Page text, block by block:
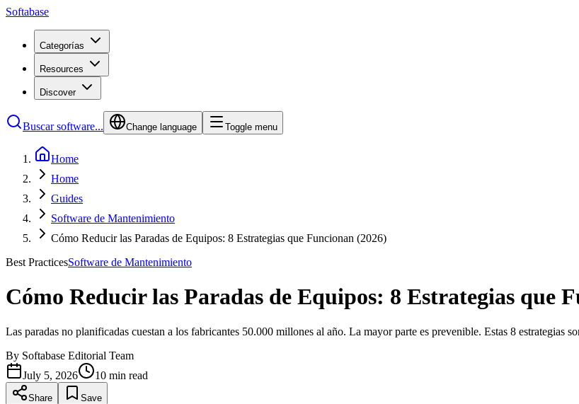
Softabase
Categorías
Resources
Discover
Buscar software... Change language Toggle menu
Home
Home
Guides
Software de Mantenimiento
Cómo Reducir las Paradas de Equipos: 8 Estrategias que Funcionan (2026)
Best PracticesSoftware de Mantenimiento
Cómo Reducir las Paradas de Equipos: 8 Estrategias que
Las paradas no planificadas cuestan a los fabricantes 50.000 millones al año. La mayor parte es prevenible. Estas 8 estrategias
By Softabase Editorial Team
July 5, 2026
10 min read
Share Save